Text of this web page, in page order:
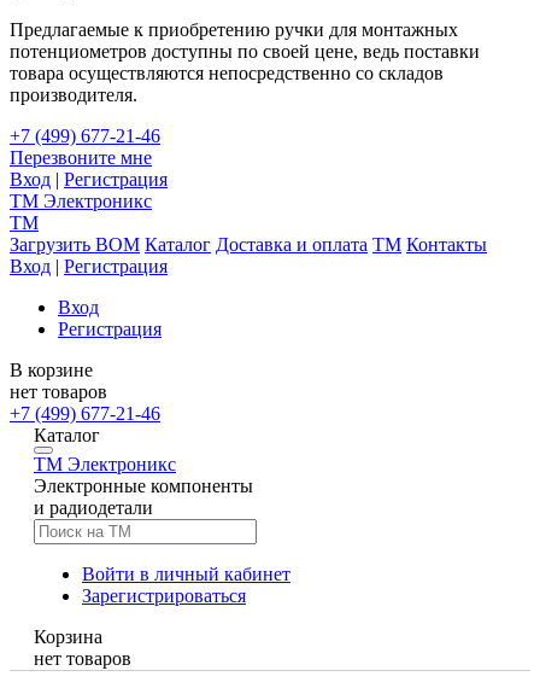
Предлагаемые к приобретению ручки для монтажных
потенциометров доступны по своей цене, ведь поставки
товара осуществляются непосредственно со складов
производителя.
+7 (499) 677-21-46
Перезвоните мне
Вход | Регистрация
TM Электроникс
TM
Загрузить BOM Каталог Доставка и оплата TM Контакты
Вход | Регистрация
Вход
Регистрация
В корзине
нет товаров
+7 (499) 677-21-46
Каталог
TM Электроникс
Электронные компоненты
и радиодетали
Войти в личный кабинет
Зарегистрироваться
Корзина
нет товаров